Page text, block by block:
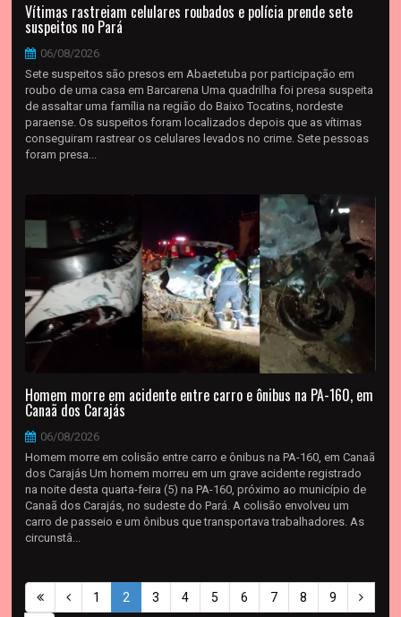
Vítimas rastreiam celulares roubados e polícia prende sete
suspeitos no Pará
06/08/2026
Sete suspeitos são presos em Abaetetuba por participação em
roubo de uma casa em Barcarena Uma quadrilha foi presa suspeita
de assaltar uma família na região do Baixo Tocatins, nordeste
paraense. Os suspeitos foram localizados depois que as vítimas
conseguiram rastrear os celulares levados no crime. Sete pessoas
foram presa...
Homem morre em acidente entre carro e ônibus na PA-160, em
Canaã dos Carajás
06/08/2026
Homem morre em colisão entre carro e ônibus na PA-160, em Canaã
dos Carajás Um homem morreu em um grave acidente registrado
na noite desta quarta-feira (5) na PA-160, próximo ao município de
Canaã dos Carajás, no sudeste do Pará. A colisão envolveu um
carro de passeio e um ônibus que transportava trabalhadores. As
circunstâ...
1 2 3 4 5 6 7 8 9